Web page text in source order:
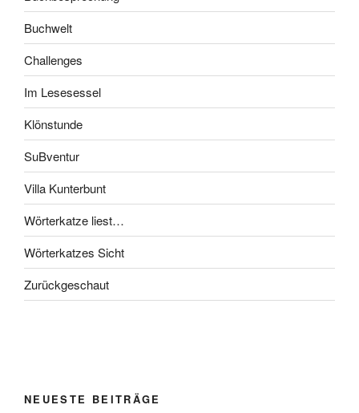
Buchwelt
Challenges
Im Lesesessel
Klönstunde
SuBventur
Villa Kunterbunt
Wörterkatze liest…
Wörterkatzes Sicht
Zurückgeschaut
NEUESTE BEITRÄGE